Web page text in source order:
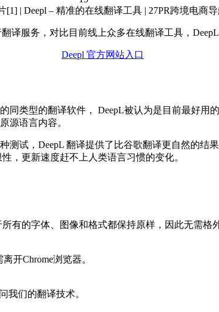
译服务，对比目前线上众多在线翻译工具，
Deepl 官方网站入口
同类型的翻译软件， DeepL被认为是目前最好
源语言内容。
测试，DeepL 翻译提供了比谷歌翻译更自然的
，更新速度赶不上人类语言习惯的变化。
有的字体、图像和格式都保持原样，因此无需格
开Chrome浏览器。
我们的翻译技术。